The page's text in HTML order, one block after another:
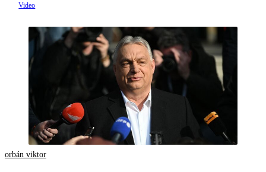
orbán viktor